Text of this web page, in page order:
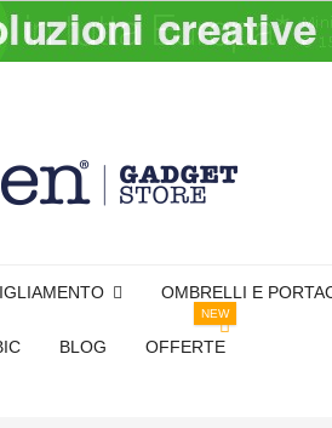
OMBRELLI E
BLOG OFFERTE
NEW